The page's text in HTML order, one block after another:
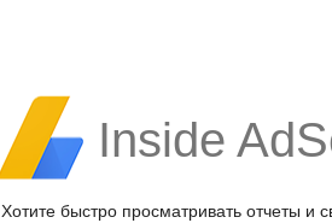
Inside
Хотите быстро просматривать отчеты и